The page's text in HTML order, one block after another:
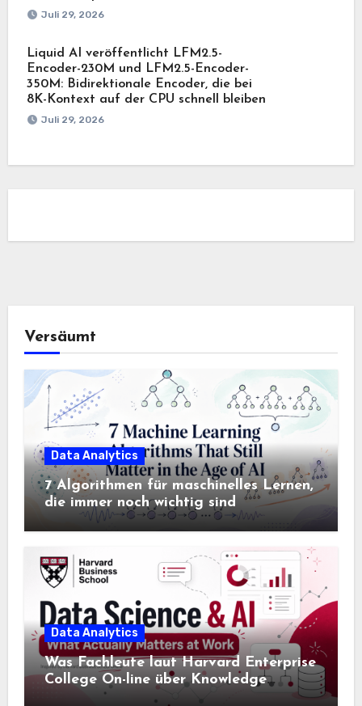
Juli 29, 2026
Liquid AI veröffentlicht LFM2.5-
Encoder-230M und LFM2.5-Encoder-
350M: Bidirektionale Encoder, die bei
8K-Kontext auf der CPU schnell bleiben
Juli 29, 2026
Versäumt
Data Analytics
7 Algorithmen für maschinelles Lernen,
die immer noch wichtig sind
Data Analytics
Was Fachleute laut Harvard Enterprise
College On-line über Knowledge
Science und KI wissen sollten